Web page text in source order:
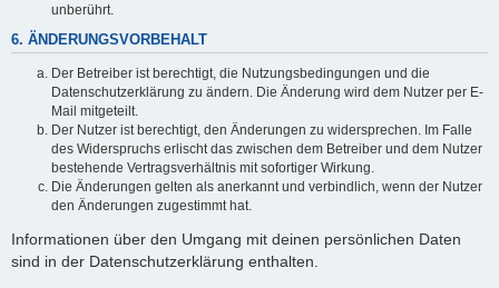
unberührt.
6. ÄNDERUNGSVORBEHALT
Der Betreiber ist berechtigt, die Nutzungsbedingungen und die
Datenschutzerklärung zu ändern. Die Änderung wird dem Nutzer per E-
Mail mitgeteilt.
Der Nutzer ist berechtigt, den Änderungen zu widersprechen. Im Falle
des Widerspruchs erlischt das zwischen dem Betreiber und dem Nutzer
bestehende Vertragsverhältnis mit sofortiger Wirkung.
Die Änderungen gelten als anerkannt und verbindlich, wenn der Nutzer
den Änderungen zugestimmt hat.
Informationen über den Umgang mit deinen persönlichen Daten
sind in der Datenschutzerklärung enthalten.